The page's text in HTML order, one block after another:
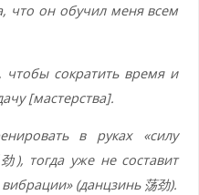
что он обучил меня всем
сократить время и
[мастерства].
в руках «силу
劲), тогда уже не составит
(данцзинь 荡劲).